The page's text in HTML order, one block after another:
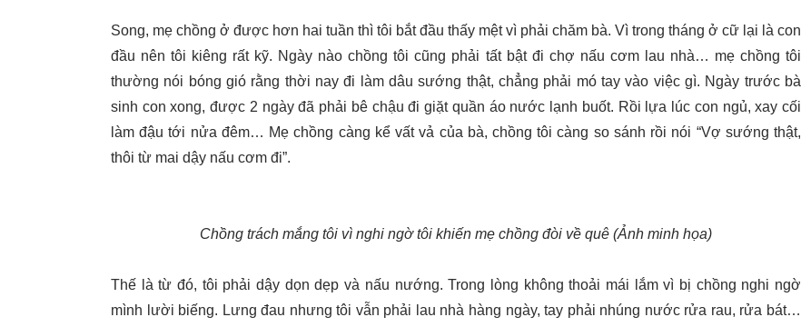
Song, mẹ chồng ở được hơn hai tuần thì tôi bắt đầu thấy mệt vì phải chăm bà. Vì trong tháng ở cữ lại là con
đầu nên tôi kiêng rất kỹ. Ngày nào chồng tôi cũng phải tất bật đi chợ nấu cơm lau nhà… mẹ chồng tôi
thường nói bóng gió rằng thời nay đi làm dâu sướng thật, chẳng phải mó tay vào việc gì. Ngày trước bà
sinh con xong, được 2 ngày đã phải bê chậu đi giặt quần áo nước lạnh buốt. Rồi lựa lúc con ngủ, xay cối
làm đậu tới nửa đêm… Mẹ chồng càng kể vất vả của bà, chồng tôi càng so sánh rồi nói “Vợ sướng thật,
thôi từ mai dậy nấu cơm đi”.
Chồng trách mắng tôi vì nghi ngờ tôi khiến mẹ chồng đòi về quê (Ảnh minh họa)
Thế là từ đó, tôi phải dậy dọn dẹp và nấu nướng. Trong lòng không thoải mái lắm vì bị chồng nghi ngờ
mình lười biếng. Lưng đau nhưng tôi vẫn phải lau nhà hàng ngày, tay phải nhúng nước rửa rau, rửa bát…